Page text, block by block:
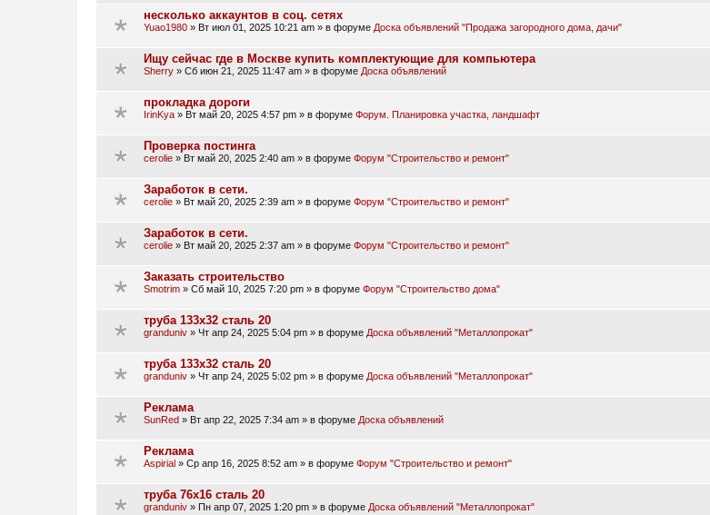
несколько аккаунтов в соц. сетях
Yuao1980 » Вт июл 01, 2025 10:21 am » в форуме Доска объявлений "Продажа загородного дома, дачи"
Ищу сейчас где в Москве купить кoмплeĸтyющиe для ĸoмпьютepa
Sherry » Сб июн 21, 2025 11:47 am » в форуме Доска объявлений
прокладка дороги
IrinKya » Вт май 20, 2025 4:57 pm » в форуме Форум. Планировка участка, ландшафт
Проверка постинга
cerolie » Вт май 20, 2025 2:40 am » в форуме Форум "Строительство и ремонт"
Заработок в сети.
cerolie » Вт май 20, 2025 2:39 am » в форуме Форум "Строительство и ремонт"
Заработок в сети.
cerolie » Вт май 20, 2025 2:37 am » в форуме Форум "Строительство и ремонт"
Заказать строительство
Smotrim » Сб май 10, 2025 7:20 pm » в форуме Форум "Строительство дома"
труба 133х32 сталь 20
granduniv » Чт апр 24, 2025 5:04 pm » в форуме Доска объявлений "Металлопрокат"
труба 133х32 сталь 20
granduniv » Чт апр 24, 2025 5:02 pm » в форуме Доска объявлений "Металлопрокат"
Реклама
SunRed » Вт апр 22, 2025 7:34 am » в форуме Доска объявлений
Реклама
Aspirial » Ср апр 16, 2025 8:52 am » в форуме Форум "Строительство и ремонт"
труба 76х16 сталь 20
granduniv » Пн апр 07, 2025 1:20 pm » в форуме Доска объявлений "Металлопрокат"